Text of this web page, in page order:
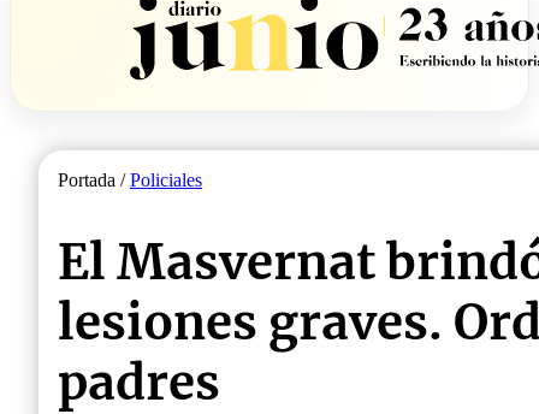
Portada /Policiales
El Masvernat
lesiones graves.
padres